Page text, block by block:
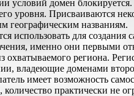
условий домен блокируется.
уровня. Присваиваются
географическим названиям.
использовать для создания
именно они первыми
охватываемого региона.
владеющие доменами
имеет возможность
количество практически не